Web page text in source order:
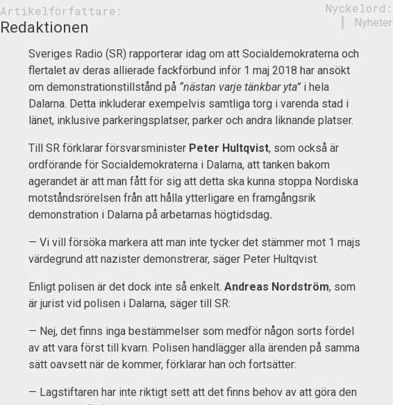
Artikelförfattare:
Redaktionen
Nyckelord:
Nyheter
Sveriges Radio (SR) rapporterar idag om att Socialdemokraterna och
flertalet av deras allierade fackförbund inför 1 maj 2018 har ansökt
om demonstrationstillstånd på “nästan varje tänkbar yta” i hela
Dalarna. Detta inkluderar exempelvis samtliga torg i varenda stad i
länet, inklusive parkeringsplatser, parker och andra liknande platser.
Till SR förklarar försvarsminister Peter Hultqvist, som också är
ordförande för Socialdemokraterna i Dalarna, att tanken bakom
agerandet är att man fått för sig att detta ska kunna stoppa Nordiska
motståndsrörelsen från att hålla ytterligare en framgångsrik
demonstration i Dalarna på arbetarnas högtidsdag.
— Vi vill försöka markera att man inte tycker det stämmer mot 1 majs
värdegrund att nazister demonstrerar, säger Peter Hultqvist.
Enligt polisen är det dock inte så enkelt. Andreas Nordström, som
är jurist vid polisen i Dalarna, säger till SR:
— Nej, det finns inga bestämmelser som medför någon sorts fördel
av att vara först till kvarn. Polisen handlägger alla ärenden på samma
sätt oavsett när de kommer, förklarar han och fortsätter:
— Lagstiftaren har inte riktigt sett att det finns behov av att göra den